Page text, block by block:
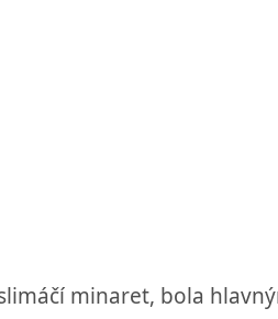
minaret, bola